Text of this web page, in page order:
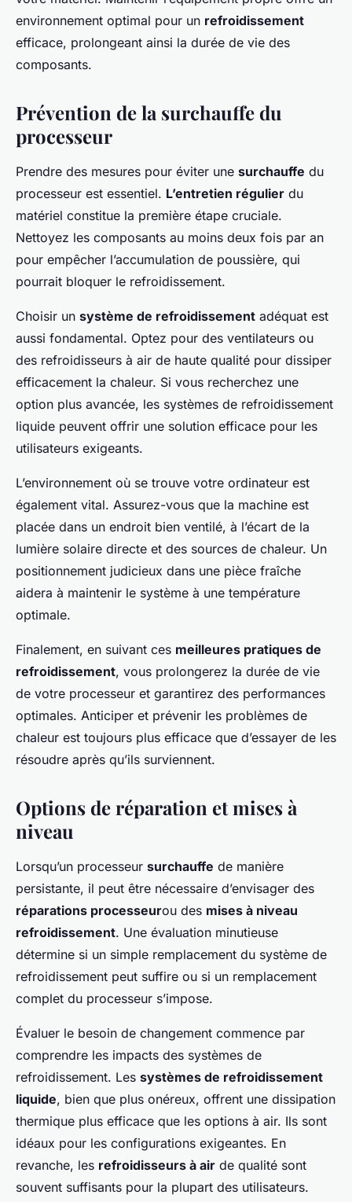
environnement optimal pour un refroidissement
efficace, prolongeant ainsi la durée de vie des
composants.
Prévention de la surchauffe du
processeur
Prendre des mesures pour éviter une surchauffe du
processeur est essentiel. L’entretien régulier du
matériel constitue la première étape cruciale.
Nettoyez les composants au moins deux fois par an
pour empêcher l’accumulation de poussière, qui
pourrait bloquer le refroidissement.
Choisir un système de refroidissement adéquat est
aussi fondamental. Optez pour des ventilateurs ou
des refroidisseurs à air de haute qualité pour dissiper
efficacement la chaleur. Si vous recherchez une
option plus avancée, les systèmes de refroidissement
liquide peuvent offrir une solution efficace pour les
utilisateurs exigeants.
L’environnement où se trouve votre ordinateur est
également vital. Assurez-vous que la machine est
placée dans un endroit bien ventilé, à l’écart de la
lumière solaire directe et des sources de chaleur. Un
positionnement judicieux dans une pièce fraîche
aidera à maintenir le système à une température
optimale.
Finalement, en suivant ces meilleures pratiques de
refroidissement, vous prolongerez la durée de vie
de votre processeur et garantirez des performances
optimales. Anticiper et prévenir les problèmes de
chaleur est toujours plus efficace que d’essayer de les
résoudre après qu’ils surviennent.
Options de réparation et mises à
niveau
Lorsqu’un processeur surchauffe de manière
persistante, il peut être nécessaire d’envisager des
réparations processeurou des mises à niveau
refroidissement. Une évaluation minutieuse
détermine si un simple remplacement du système de
refroidissement peut suffire ou si un remplacement
complet du processeur s’impose.
Évaluer le besoin de changement commence par
comprendre les impacts des systèmes de
refroidissement. Les systèmes de refroidissement
liquide, bien que plus onéreux, offrent une dissipation
thermique plus efficace que les options à air. Ils sont
idéaux pour les configurations exigeantes. En
revanche, les refroidisseurs à air de qualité sont
souvent suffisants pour la plupart des utilisateurs.